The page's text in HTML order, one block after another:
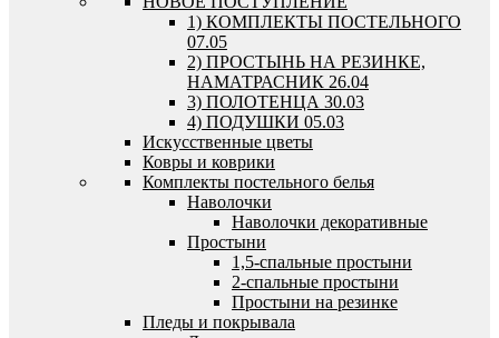
1) КОМПЛЕКТЫ ПОСТЕЛЬНОГО
07.05
2) ПРОСТЫНЬ НА РЕЗИНКЕ,
НАМАТРАСНИК 26.04
3) ПОЛОТЕНЦА 30.03
4) ПОДУШКИ 05.03
Искусственные цветы
Ковры и коврики
Комплекты постельного белья
Наволочки
Наволочки декоративные
Простыни
1,5-спальные простыни
2-спальные простыни
Простыни на резинке
Пледы и покрывала